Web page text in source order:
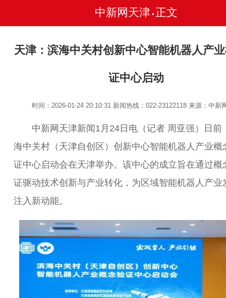
中新网天津 • 正文
天津：滨海中关村创新中心智能机器人产
证中心启动
时间：2026-01-24 20:10:31 新闻热线：022-23122118来源：中新
中新网天津新闻1月24日电（记者 周亚强）日前
海中关村（天津自创区）创新中心智能机器人产业概
证中心启动会在天津举办。该中心的成立旨在通过概
证驱动技术创新与产业转化，为区域智能机器人产业
注入新动能。